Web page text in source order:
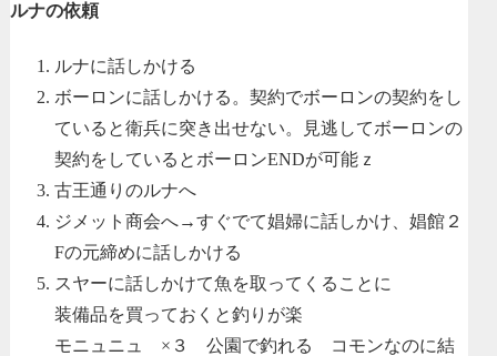
ルナの依頼
ルナに話しかける
ボーロンに話しかける。契約でボーロンの契約をし
ていると衛兵に突き出せない。見逃してボーロンの
契約をしているとボーロンENDが可能ｚ
古王通りのルナへ
ジメット商会へ→すぐでて娼婦に話しかけ、娼館２
Fの元締めに話しかける
スヤーに話しかけて魚を取ってくることに
装備品を買っておくと釣りが楽
モニュニュ ×３ 公園で釣れる コモンなのに結